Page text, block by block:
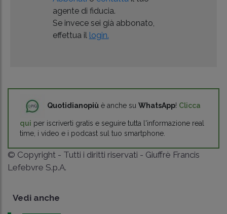
agente di fiducia.
Se invece sei già abbonato,
effettua il login.
Quotidianopiù è anche su WhatsApp! Clicca
qui per iscriverti gratis e seguire tutta l'informazione real
time, i video e i podcast sul tuo smartphone.
© Copyright - Tutti i diritti riservati - Giuffrè Francis
Lefebvre S.p.A.
Vedi anche